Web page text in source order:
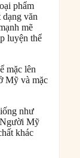
phẩm
dạng văn
mẽ
luyện thể
mặc lên
Mỹ và mặc
như
Người Mỹ
khác